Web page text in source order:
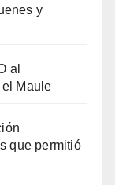
y
al
Maule
que permitió